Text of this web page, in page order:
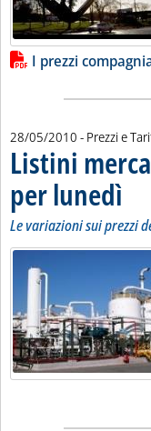
Lista allegati
I prezzi
28/05/2010 - Prezzi e
Listini
per lunedì ..
Le variazioni sui prezzi